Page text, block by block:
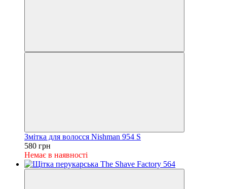
Змітка для волосся Nishman 954 S
580 грн
Немає в наявності